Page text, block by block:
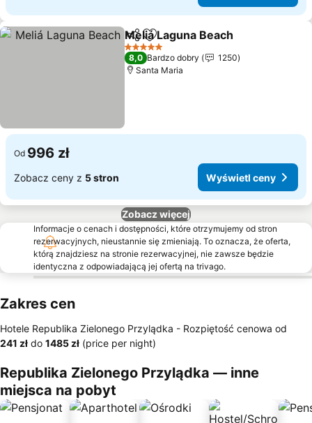
Udostępnij
Dodaj do ulubionych
Meliá Laguna Beach
5 Kategoria
8,0 Bardzo dobry
1250
Santa Maria
Od 996 zł
Zobacz ceny z 5 stron Wyświetl ceny
Zobacz więcej
Informacje o cenach i dostępności, które otrzymujemy od stron
rezerwacyjnych, nieustannie się zmieniają. To oznacza, że oferta,
którą znajdziesz na stronie rezerwacyjnej, nie zawsze będzie
identyczna z odpowiadającą jej ofertą na trivago.
Zakres cen
Hotele Republika Zielonego Przylądka - Rozpiętość cenowa od
‎241 zł do ‎1485 zł (price per night)
Republika Zielonego Przylądka — inne
miejsca na pobyt